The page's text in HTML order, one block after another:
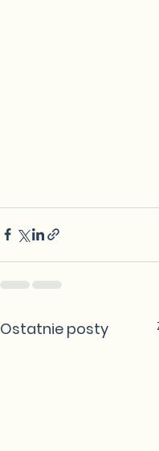
Ostatnie posty